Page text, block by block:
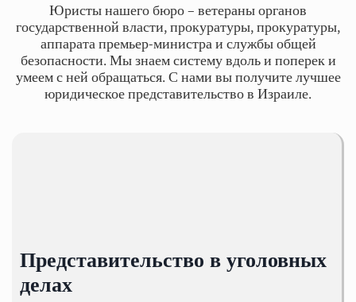
Юристы нашего бюро – ветераны органов
государственной власти, прокуратуры, прокуратуры,
аппарата премьер-министра и службы общей
безопасности. Мы знаем систему вдоль и поперек и
умеем с ней обращаться. С нами вы получите лучшее
юридическое представительство в Израиле.
Представительство в уголовных
делах